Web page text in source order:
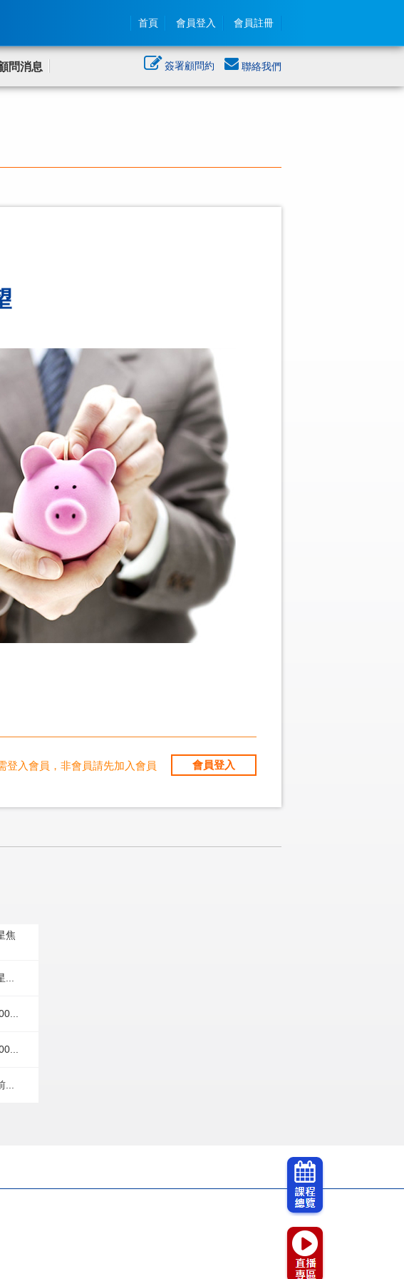
首頁 會員登入 會員註冊
問消息 簽署顧問約 聯絡我們
會員登入
登入會員，非會員請先加入會員
焦